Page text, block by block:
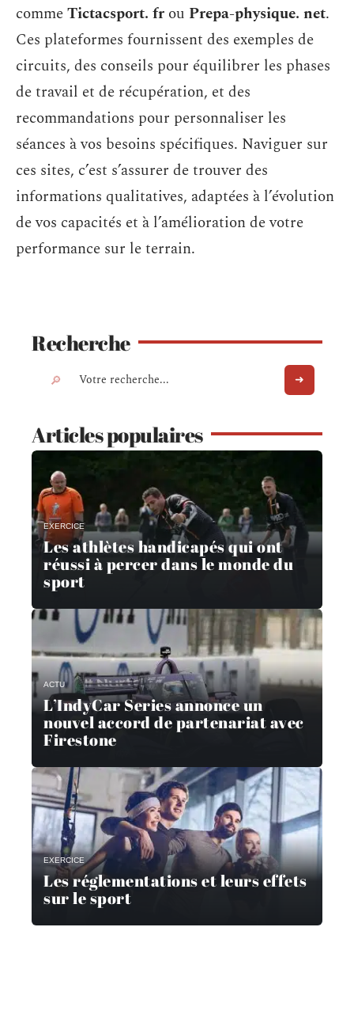
commeTictacsport. fr ou Prepa-physique. net.
Ces plateformes fournissent des exemples de
circuits, des conseils pour équilibrer les phases
de travail et de récupération, et des
recommandations pour personnaliser les
séances à vos besoins spécifiques. Naviguer sur
ces sites, c’est s’assurer de trouver des
informations qualitatives, adaptées à l’évolution
de vos capacités et à l’amélioration de votre
performance sur le terrain.
Recherche
Articles populaires
EXERCICE
Les athlètes handicapés qui ont
réussi à percer dans le monde du
sport
ACTU
L’IndyCar Series annonce un
nouvel accord de partenariat avec
Firestone
EXERCICE
Les réglementations et leurs effets
sur le sport